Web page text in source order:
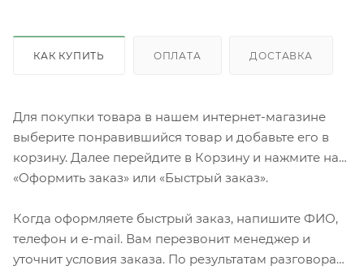
КАК КУПИТЬ ОПЛАТА ДОСТАВКА
Для покупки товара в нашем интернет-магазине
выберите понравившийся товар и добавьте его в
корзину. Далее перейдите в Корзину и нажмите на
«Оформить заказ» или «Быстрый заказ».
Когда оформляете быстрый заказ, напишите ФИО,
телефон и e-mail. Вам перезвонит менеджер и
уточнит условия заказа. По результатам разговора